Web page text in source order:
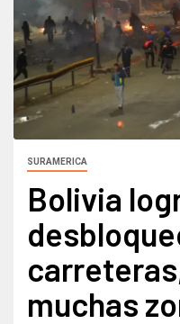
SURAMERICA
Bolivia
muchas